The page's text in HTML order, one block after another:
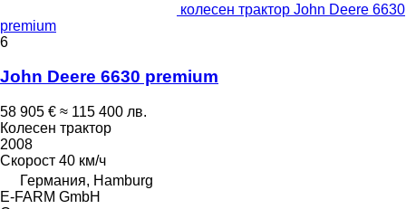
колесен трактор John Deere 6630
premium
6
John Deere 6630 premium
58 905 € ≈ 115 400 лв.
Колесен трактор
2008
Скорост 40 км/ч
Германия, Hamburg
E-FARM GmbH